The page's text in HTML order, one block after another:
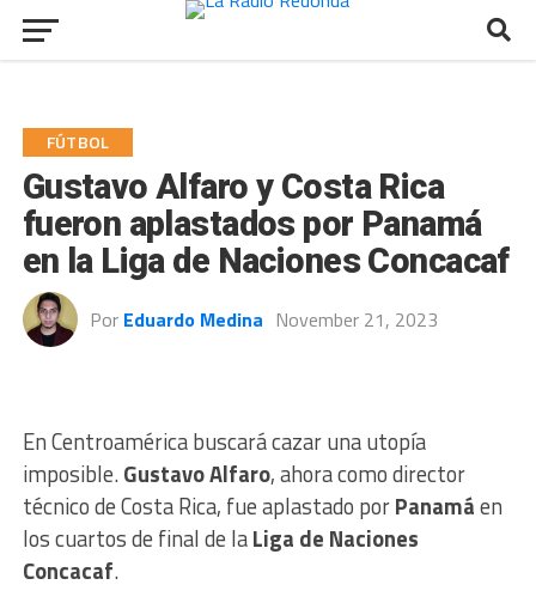
FÚTBOL
Gustavo Alfaro y Costa Rica
fueron aplastados por Panamá
en la Liga de Naciones Concacaf
Por Eduardo Medina November 21, 2023
En Centroamérica buscará cazar una utopía
imposible.Gustavo Alfaro, ahora como director
técnico de Costa Rica, fue aplastado porPanamáen
los cuartos de final de laLiga de Naciones
Concacaf.